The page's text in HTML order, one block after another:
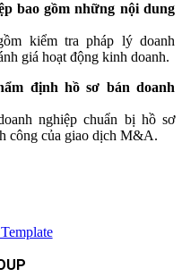
bao gồm những nội dung
kiểm tra pháp lý doanh
giá hoạt động kinh doanh.
định hồ sơ bán doanh
nghiệp chuẩn bị hồ sơ
công của giao dịch M&A.